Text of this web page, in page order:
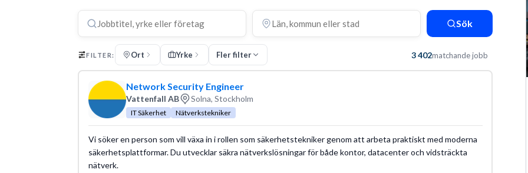
Sök
FILTER: Ort Yrke Fler filter 3 402matchande jobb
Network Security Engineer
Vattenfall AB Solna, Stockholm
IT Säkerhet Nätverkstekniker
Vi söker en person som vill växa in i rollen som säkerhetstekniker genom att arbeta praktiskt med moderna
säkerhetsplattformar. Du utvecklar säkra nätverkslösningar för både kontor, datacenter och vidsträckta
nätverk.